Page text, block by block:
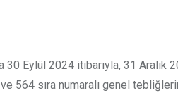
30 Eylül 2024 itibarıyla, 31 Aralık
564 sıra numaralı genel